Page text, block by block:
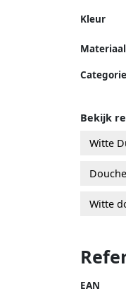
Kleur
Materiaal
Categorie
Bekijk
Witte
Witte
EAN